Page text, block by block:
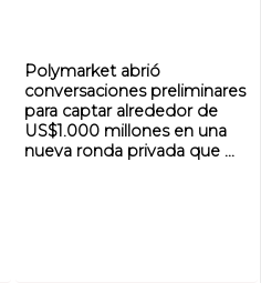
Polymarket abrió
conversaciones preliminares
para captar alrededor de
US$1.000 millones en una
nueva ronda privada que ...